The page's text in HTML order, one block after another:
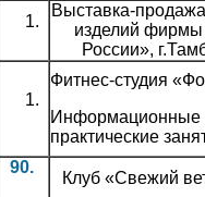
Выставка-
изделий
России»,
Фитнес-студия
Информационные
практические
90.
Клуб «Свежий